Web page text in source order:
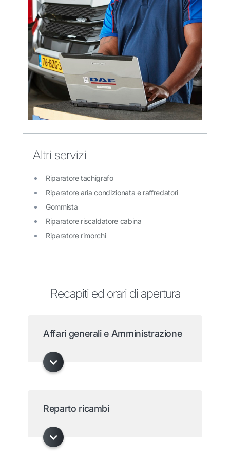
Altri servizi
Riparatore tachigrafo
Riparatore aria condizionata e raffredatori
Gommista
Riparatore riscaldatore cabina
Riparatore rimorchi
Recapiti ed orari di apertura
Affari generali e Amministrazione
Reparto ricambi